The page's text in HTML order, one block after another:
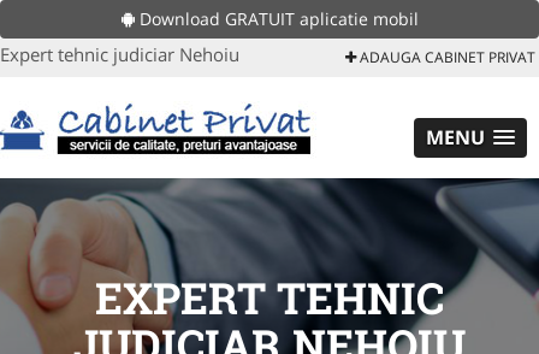
Download GRATUIT aplicatie mobil
Expert tehnic judiciar Nehoiu ADAUGA CABINET PRIVAT
MENU
EXPERT TEHNIC